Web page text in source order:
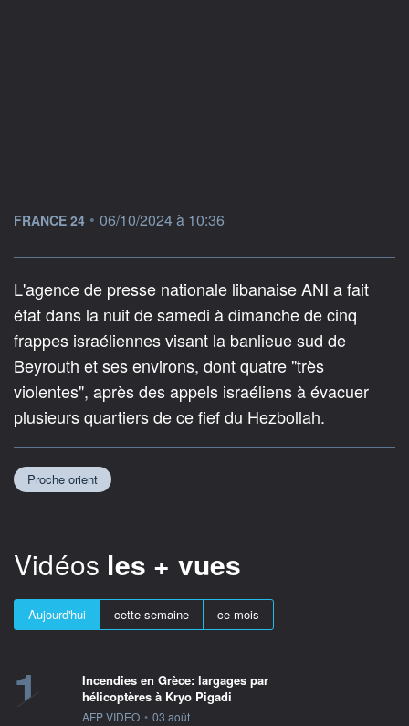
information fournie par
FRANCE 24 • 06/10/2024 à 10:36
L'agence de presse nationale libanaise ANI a fait
état dans la nuit de samedi à dimanche de cinq
frappes israéliennes visant la banlieue sud de
Beyrouth et ses environs, dont quatre "très
violentes", après des appels israéliens à évacuer
plusieurs quartiers de ce fief du Hezbollah.
Proche orient
Vidéos les + vues
Aujourd'hui cette semaine ce mois
1
Incendies en Grèce: largages par
hélicoptères à Kryo Pigadi
information fournie par
AFP VIDEO • 03 août